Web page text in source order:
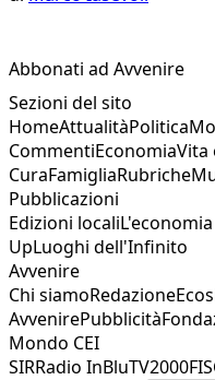
Abbonati ad Avvenire
Sezioni del sito
HomeAttualitàPolitica
CommentiEconomiaVita
CuraFamigliaRubriche
Pubblicazioni
Edizioni locali
UpLuoghi dell'Infinito
Avvenire
Chi siamoRedazione
AvvenirePubblicità
Mondo CEI
SIRRadio InBluTV2000